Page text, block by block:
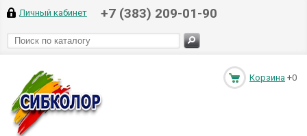
Личный кабинет +7 (383) 209-01-90
Корзина +0